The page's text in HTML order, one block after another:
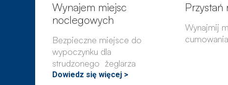
Wynajem miejsc
noclegowych
Bezpieczne miejsce do
wypoczynku dla
strudzonego żeglarza
Dowiedz się więcej >
Przystań
Wynajmij